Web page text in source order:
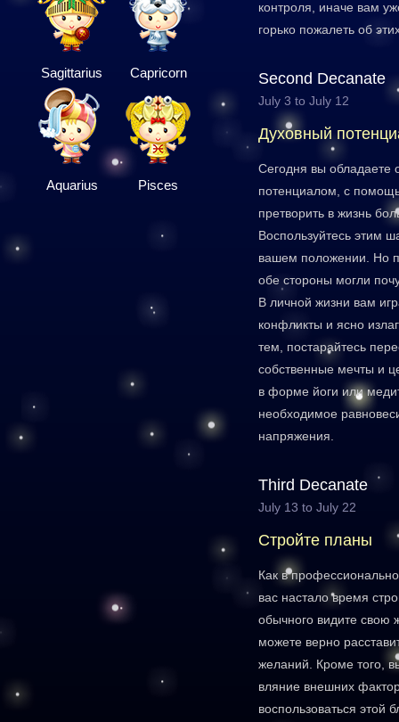
Sagittarius Capricorn
Aquarius Pisces
контроля, иначе вам
горько пожалеть об
Second Decanate
July 3 to July 12
Духовный
Сегодня вы
потенциалом, с
претворить в жизнь
Воспользуйтесь этим
вашем положении. Но
обе стороны могли
В личной жизни вам
конфликты и ясно
тем, постарайтесь
собственные мечты и
в форме йоги или
необходимое
напряжения.
Third Decanate
July 13 to July 22
Cтройте планы
Как в
вас настало время
обычного видите свою
можете верно
желаний. Кроме того,
вляние внешних
воспользоваться этой